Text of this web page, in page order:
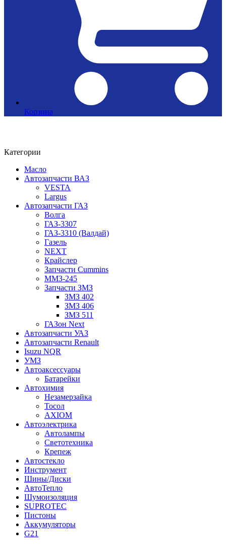
Корзина
Категории
Масло
Автозапчасти ВАЗ
VESTA
Largus
Автозапчасти ГАЗ
Волга
ГАЗ-3307
ГАЗ-3310 (Валдай)
Газель
NEXT
Крайслер
Запчасти Cummins
ММЗ-245
Запчасти ЗМЗ
ЗМЗ 402
ЗМЗ 406
ЗМЗ 511
ГАЗон Next
Автозапчасти УАЗ
Автозапчасти Renault
Isuzu NQR
УМЗ
Автоаксессуары
Батарейки
Автохимия
Незамерзайка
Тосол
AXIOM
Автоэлектрика
Автолампы
Светотехника
Крепеж
Автостекло
Инструмент
Шины/Диски
АвтоТепло
Шумоизоляция
SUPROTEC
Пистоны
Аккумуляторы
G21